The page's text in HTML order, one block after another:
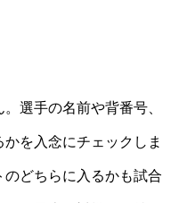
選手の名前や背番号、
を入念にチェックしま
どちらに入るかも試合